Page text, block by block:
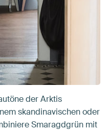
der Arktis
skandinavischen oder
Smaragdgrün mit